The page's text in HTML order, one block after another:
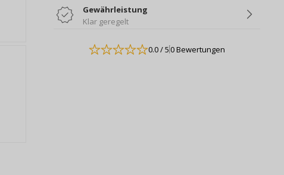
Gewährleistung
Klar geregelt
0.0/ 50 Bewertungen